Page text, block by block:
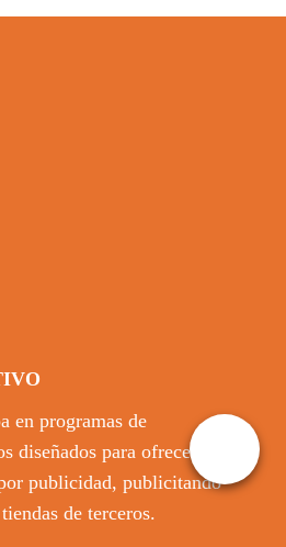
en programas de
diseñados para ofrecer a
publicidad, publicitando
de terceros.